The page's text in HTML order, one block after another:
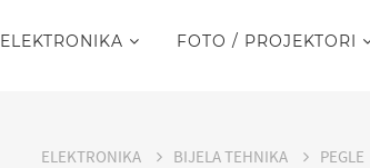
ELEKTRONIKA FOTO / PROJEKTORI
ELEKTRONIKA BIJELA TEHNIKA PEGLE